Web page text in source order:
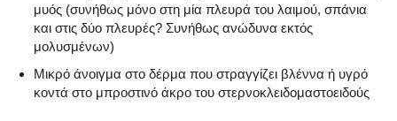
μυός (συνήθως μόνο στη μία πλευρά του λαιμού, σπάνια
και στις δύο πλευρές? Συνήθως ανώδυνα εκτός
μολυσμένων)
Μικρό άνοιγμα στο δέρμα που στραγγίζει βλέννα ή υγρό
κοντά στο μπροστινό άκρο του στερνοκλειδομαστοειδούς